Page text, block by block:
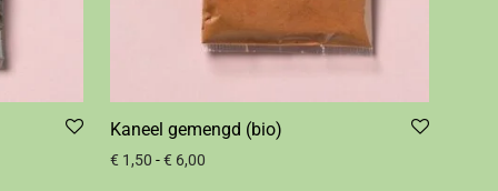
Kaneel gemengd (bio)
€ 1,50 -€ 6,00